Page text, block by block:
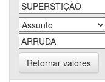
Retornar valores